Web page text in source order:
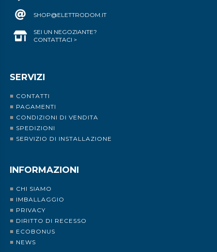
SHOP@ELETTRODOM.IT
SEI UN NEGOZIANTE?
CONTATTACI >
SERVIZI
CONTATTI
PAGAMENTI
CONDIZIONI DI VENDITA
SPEDIZIONI
SERVIZIO DI INSTALLAZIONE
INFORMAZIONI
CHI SIAMO
IMBALLAGGIO
PRIVACY
DIRITTO DI RECESSO
ECOBONUS
NEWS